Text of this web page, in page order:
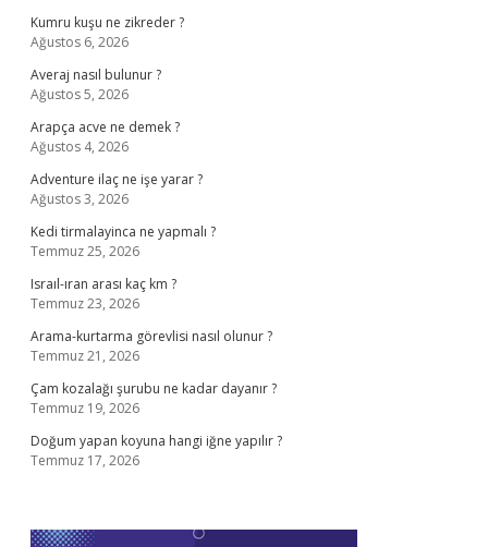
Kumru kuşu ne zikreder ?
Ağustos 6, 2026
Averaj nasıl bulunur ?
Ağustos 5, 2026
Arapça acve ne demek ?
Ağustos 4, 2026
Adventure ilaç ne işe yarar ?
Ağustos 3, 2026
Kedi tirmalayinca ne yapmalı ?
Temmuz 25, 2026
Israıl-ıran arası kaç km ?
Temmuz 23, 2026
Arama-kurtarma görevlisi nasıl olunur ?
Temmuz 21, 2026
Çam kozalağı şurubu ne kadar dayanır ?
Temmuz 19, 2026
Doğum yapan koyuna hangi iğne yapılır ?
Temmuz 17, 2026